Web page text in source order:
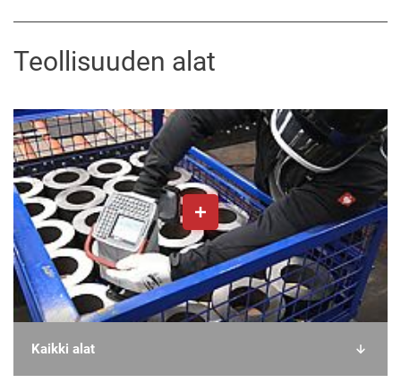
Teollisuuden alat
Kaikki alat